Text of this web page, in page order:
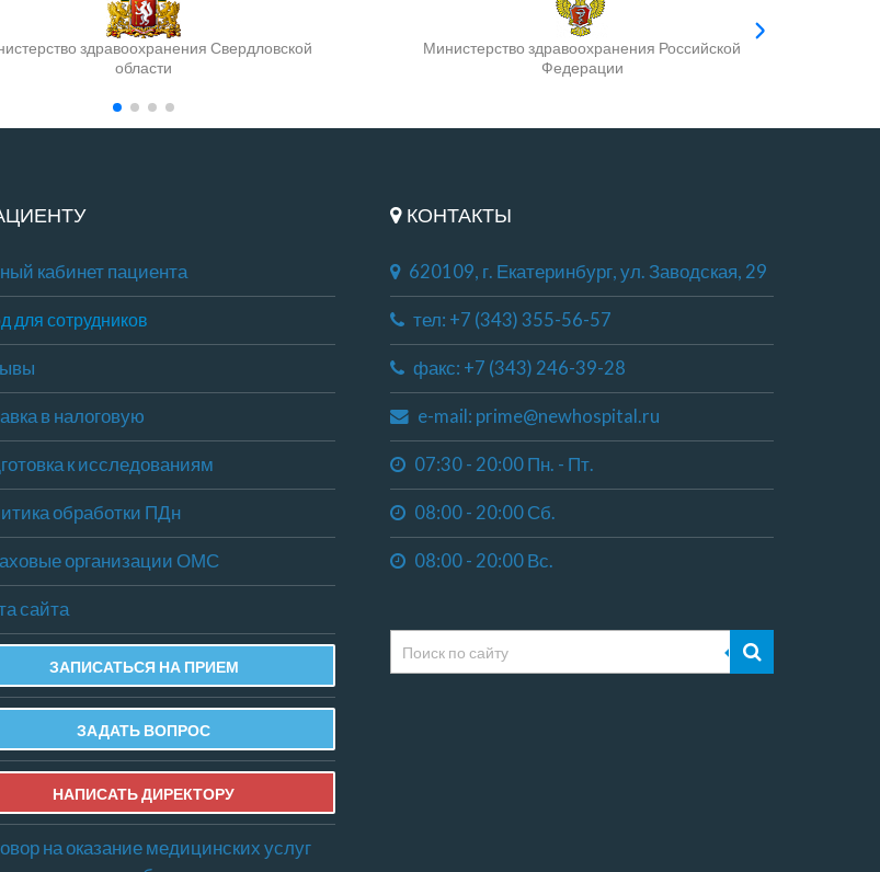
здравоохранения Свердловской
области
Министерство здравоохранения Российской
Федерации
кабинет пациента
для сотрудников
в налоговую
к исследованиям
обработки ПДн
организации ОМС
сайта
ЗАПИСАТЬСЯ НА ПРИЕМ
ЗАДАТЬ ВОПРОС
НАПИСАТЬ ДИРЕКТОРУ
на оказание медицинских услуг
КОНТАКТЫ
620109, г. Екатеринбург, ул. Заводская, 29
тел: +7 (343) 355-56-57
факс: +7 (343) 246-39-28
e-mail: prime@newhospital.ru
07:30 - 20:00 Пн. - Пт.
08:00 - 20:00 Сб.
08:00 - 20:00 Вс.